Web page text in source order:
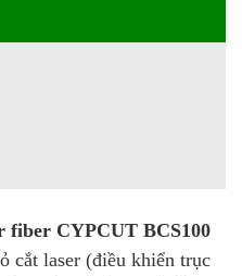
fiber CYPCUT BCS100
cắt laser (điều khiển trục